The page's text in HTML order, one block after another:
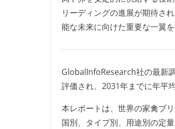
リーディングの進展が期待さ
能な未来に向けた重要な一翼を
GlobalInfoResearch社の最新
評価され、2031年までに年平
本レポートは、世界の家禽ブ
国別、タイプ別、用途別の定